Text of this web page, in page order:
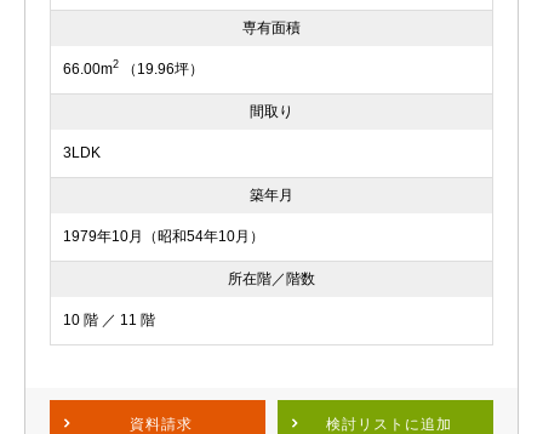
専有面積
66.00m2 （19.96坪）
間取り
3LDK
築年月
1979年10月（昭和54年10月）
所在階／階数
10 階 ／ 11 階
資料請求 検討リスト に追加